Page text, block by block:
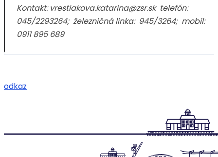
Kontakt: vrestiakova.katarina@zsr.sk telefón:
045/2293264; železničná linka: 945/3264; mobil:
0911 895 689
odkaz